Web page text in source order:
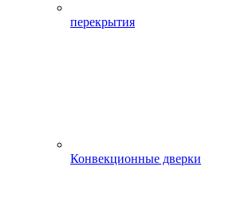
перекрытия
Конвекционные дверки